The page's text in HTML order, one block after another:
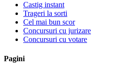
Castig instant
Trageri la sorti
Cel mai bun scor
Concursuri cu jurizare
Concursuri cu votare
Pagini